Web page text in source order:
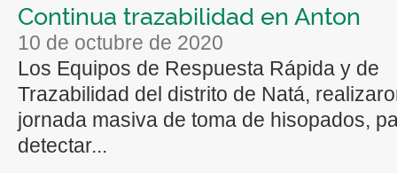
Continua trazabilidad en Anton
10 de octubre de 2020
Los Equipos de Respuesta Rápida y de
Trazabilidad del distrito de Natá,
jornada masiva de toma de hisopados,
detectar...